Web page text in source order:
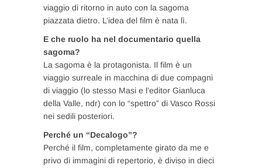
viaggio di ritorno in auto con la sagoma
piazzata dietro. L’idea del film è nata lì.
E che ruolo ha nel documentario quella
sagoma?
La sagoma è la protagonista. Il film è un
viaggio surreale in macchina di due compagni
di viaggio (lo stesso Masi e l’editor Gianluca
della Valle, ndr) con lo “spettro” di Vasco Rossi
nei sedili posteriori.
Perché un “Decalogo”?
Perché il film, completamente girato da me e
privo di immagini di repertorio, è diviso in dieci